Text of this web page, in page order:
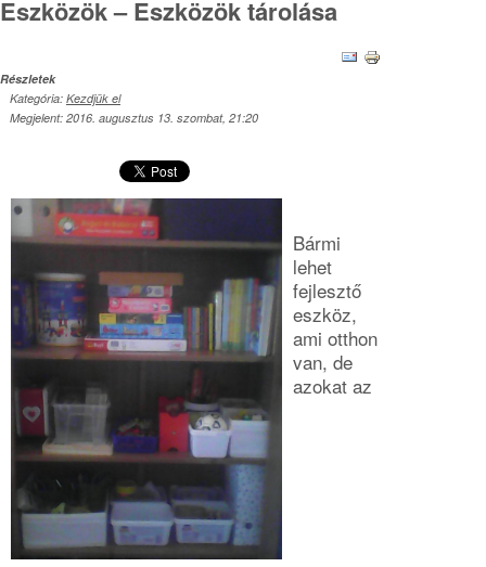
Eszközök – Eszközök tárolása
Részletek
Kategória: Kezdjük el
Megjelent: 2016. augusztus 13. szombat, 21:20
Bármi
lehet
fejlesztő
eszköz,
ami otthon
van, de
azokat az